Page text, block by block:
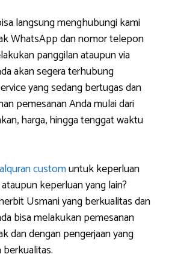
langsung menghubungi kami
WhatsApp dan nomor telepon
panggilan ataupun via
akan segera terhubung
yang sedang bertugas dan
pemesanan Anda mulai dari
harga, hingga tenggat waktu
alquran customuntuk keperluan
keperluan yang lain?
Usmani yang berkualitas dan
bisa melakukan pemesanan
dan dengan pengerjaan yang